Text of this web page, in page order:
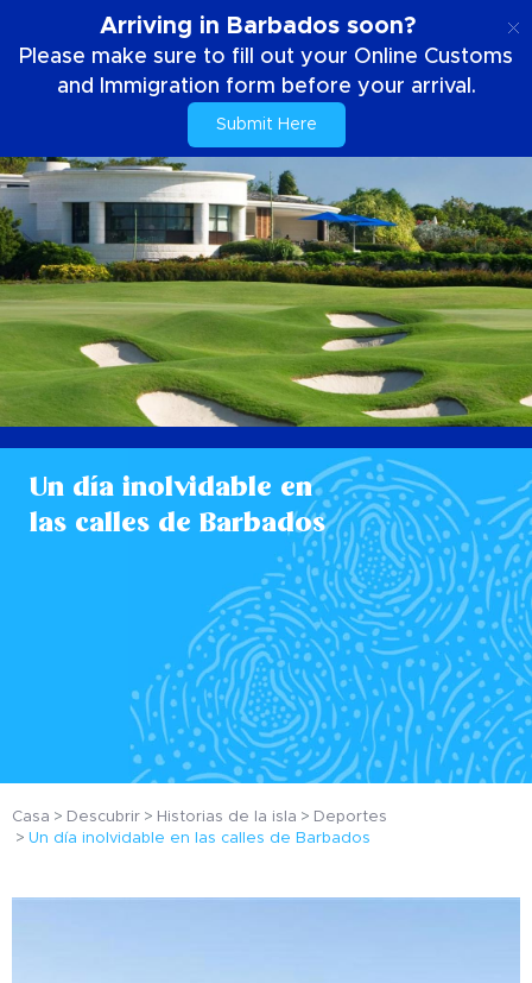
Arriving in Barbados soon?
Please make sure to fill out your Online Customs
and Immigration form before your arrival.
Submit Here
Un día inolvidable en
las calles de Barbados
Casa Descubrir Historias de la isla
Deportes
Un día inolvidable en las calles de Barbados